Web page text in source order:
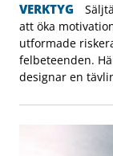
VERKTYG
att öka
utformade
felbeteenden.
designar en